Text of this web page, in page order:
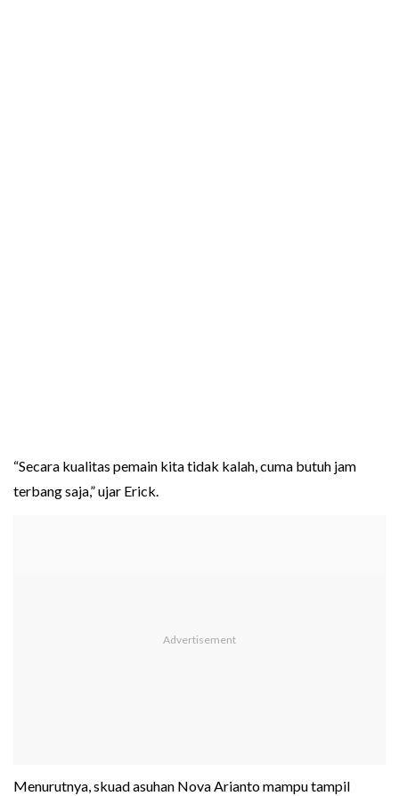
“Secara kualitas pemain kita tidak kalah, cuma butuh jam
terbang saja,” ujar Erick.
Menurutnya, skuad asuhan Nova Arianto mampu tampil